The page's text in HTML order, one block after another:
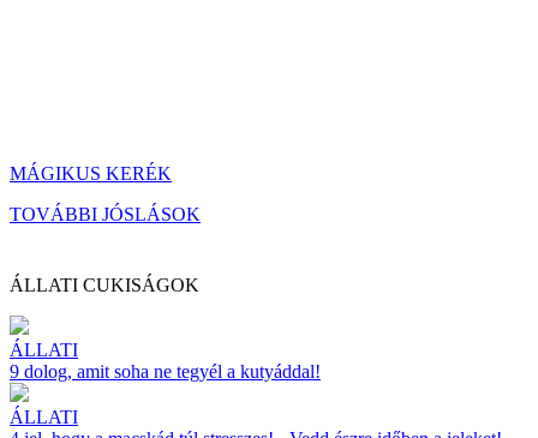
MÁGIKUS KERÉK
TOVÁBBI JÓSLÁSOK
ÁLLATI CUKISÁGOK
ÁLLATI
9 dolog, amit soha ne tegyél a kutyáddal!
ÁLLATI